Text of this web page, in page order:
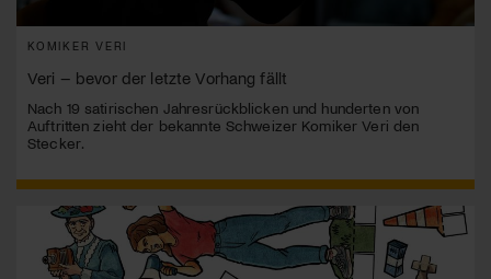
KOMIKER VERI
Veri – bevor der letzte Vorhang fällt
Nach 19 satirischen Jahresrückblicken und hunderten von
Auftritten zieht der bekannte Schweizer Komiker Veri den
Stecker.